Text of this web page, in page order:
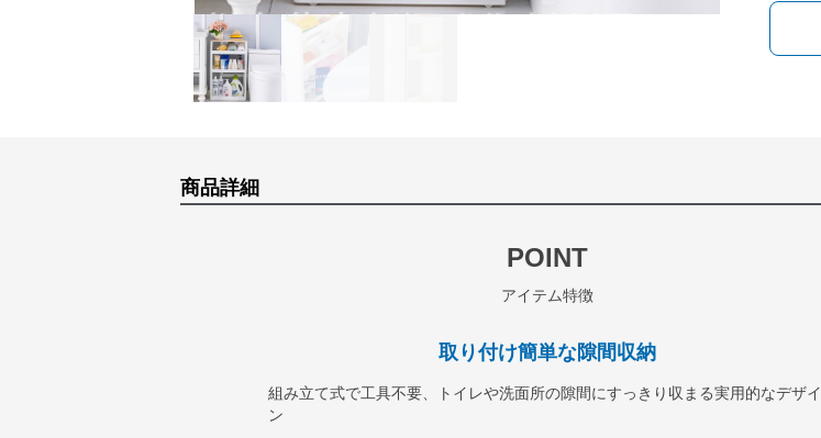
商品詳細
POINT
アイテム特徴
取り付け簡単な隙間収納
組み立て式で工具不要、トイレや洗面所の隙間にすっきり収まる実用的なデザイ
ン